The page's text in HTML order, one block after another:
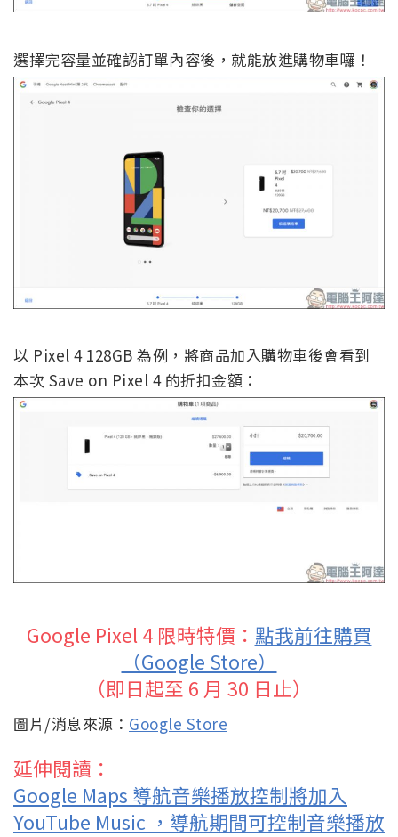
選擇完容量並確認訂單內容後，就能放進購物車囉！
以 Pixel 4 128GB 為例，將商品加入購物車後會看到
本次 Save on Pixel 4 的折扣金額：
Google Pixel 4 限時特價： 點我前往購買
（Google Store）
（即日起至 6 月 30 日止）
圖片/消息來源： Google Store
延伸閱讀：
Google Maps 導航音樂播放控制將加入
YouTube Music ，導航期間可控制音樂播放